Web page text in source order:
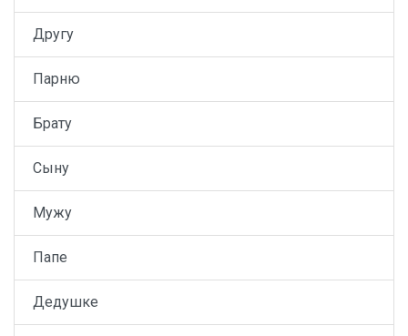
Другу
Парню
Брату
Сыну
Мужу
Папе
Дедушке